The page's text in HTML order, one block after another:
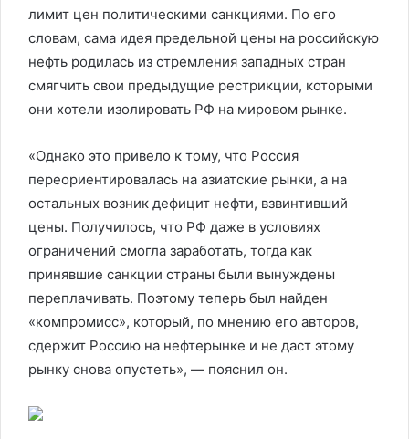
лимит цен политическими санкциями. По его
словам, сама идея предельной цены на российскую
нефть родилась из стремления западных стран
смягчить свои предыдущие рестрикции, которыми
они хотели изолировать РФ на мировом рынке.
«Однако это привело к тому, что Россия
переориентировалась на азиатские рынки, а на
остальных возник дефицит нефти, взвинтивший
цены. Получилось, что РФ даже в условиях
ограничений смогла заработать, тогда как
принявшие санкции страны были вынуждены
переплачивать. Поэтому теперь был найден
«компромисс», который, по мнению его авторов,
сдержит Россию на нефтерынке и не даст этому
рынку снова опустеть», — пояснил он.